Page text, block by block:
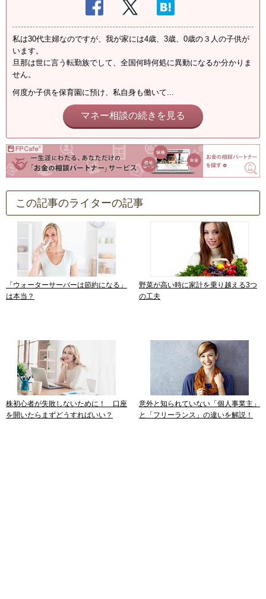
私は30代主婦なのですが、我が家には4歳、3歳、0歳の３人の子供が
います。
旦那は世に言う転勤族でして、全国何時何処に異動になるか分かりま
せん。
何度か子供を保育園に預け、私自身も働いて...
マネー相談の続きを見る
この記事のライターの記事
「ウォーターサーバーは節約になる」
は本当？
野菜が高い時に家計を乗り越える3つ
の工夫
株初心者が失敗しないために！ 口座
を開いたらまずどうすればいい？
意外と知られていない「個人事業主」
と「フリーランス」の違いを解説！